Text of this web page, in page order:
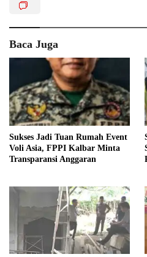
Baca Juga
Sukses Jadi Tuan Rumah Event
Voli Asia, FPPI Kalbar Minta
Transparansi Anggaran